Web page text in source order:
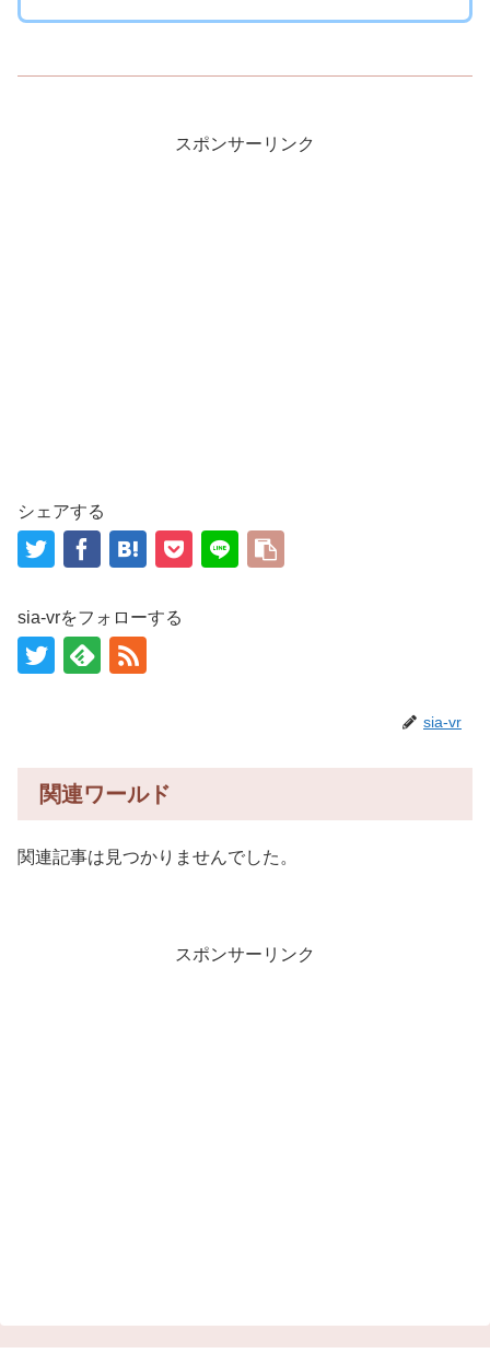
スポンサーリンク
シェアする
sia-vrをフォローする
sia-vr
関連ワールド
関連記事は見つかりませんでした。
スポンサーリンク